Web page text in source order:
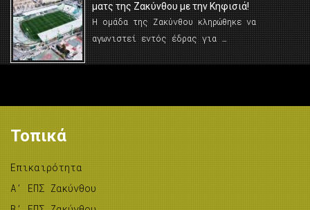
ματς της Ζακύνθου με την Κηφισιά!
Η ομάδα της Ζακύνθου κληρώθηκε να
αγωνιστεί εντός έδρας για …
Τοπικά
Επικαιρότητα
A’ ΕΠΣ Ζακύνθου